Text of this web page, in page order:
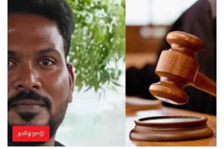
தமிழ்நாடு